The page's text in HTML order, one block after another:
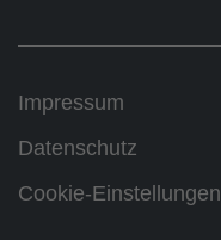
Impressum
Datenschutz
Cookie-Einstellungen